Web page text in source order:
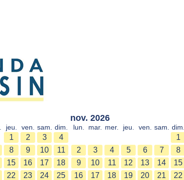
jeu. ven. sam. dim.
1 2 3
4
8 9 10
11
15 16 17
18
22 23 24
25
nov. 2026
lun. mar. mer. jeu. ven. sam. dim.
1
2
3 4 5 6 7
8
9
10 11 12 13 14
15
16
17 18 19 20 21
22